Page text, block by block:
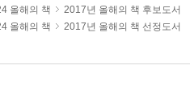
올해의 책
2017년 올해의 책 후보도서
올해의 책 2017년 올해의 책 선정도서